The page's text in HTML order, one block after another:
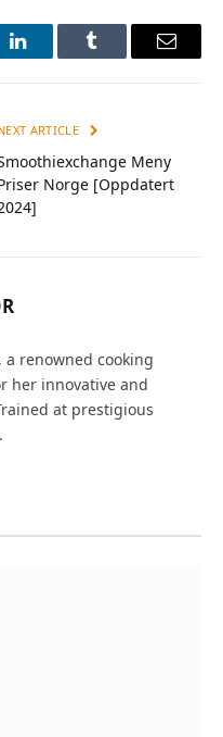
LinkedInTumblr Email
ARTICLE
Meny
Norge [Oppdatert
a renowned cooking
her innovative and
at prestigious